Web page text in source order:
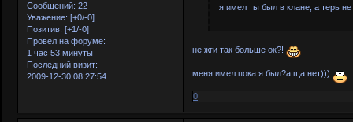
Сообщений: 22
Уважение: [+0/-0]
Позитив: [+1/-0]
Провел на форуме:
1 час 53 минуты
Последний визит:
2009-12-30 08:27:54
я имел ты был в клане, а терь
не жги так больше ок?!
меня имел пока я был?а ща нет)))
0